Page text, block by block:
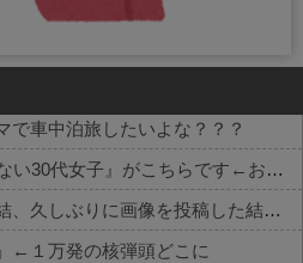
おしい！
で車中泊旅したいよな？？？
【画像】『20代にしか見えない30代女子』がこちらです←お前らから見てどう？？？？？？？
【画像】俺たちの姫本田望結、久しぶりに画像を投稿した結果→やっぱりワイらの姫だったw w w w w w w w w w
←１万発の核弾頭どこに